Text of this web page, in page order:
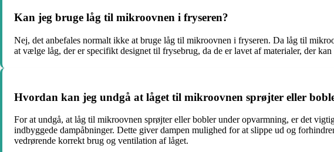
Kan jeg bruge låg til mikroovnen i fryseren?
Nej, det anbefales normalt ikke at bruge låg til mikroovnen i fryseren. Da låg til
at vælge låg, der er specifikt designet til frysebrug, da de er lavet af materialer, der
Hvordan kan jeg undgå at låget til mikroovnen sprøjter eller
For at undgå, at låg til mikroovnen sprøjter eller bobler under opvarmning, er det
indbyggede dampåbninger. Dette giver dampen mulighed for at slippe ud og
vedrørende korrekt brug og ventilation af låget.